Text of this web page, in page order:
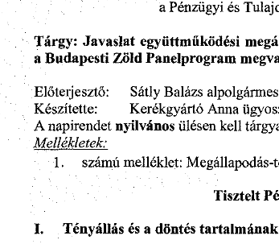
a Pénzügyi és
Tárgy: Javaslat együttműködési
a Budapesti Zöld Panelprogram
Előterjesztő: Sátly Balázs
Készítette:
Kerékgyártó Anna
A napirendet nyilvános ülésen kell
Mellékletek:
1.
számú melléklet: Megállapodás-
Tisztelt
I. Tényállás és a döntés tartalmának